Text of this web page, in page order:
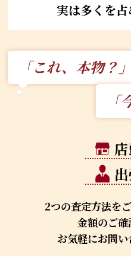
実は多くを占
「これ、本物？」
2つの査定方法を
金額のご確
お気軽にお問い